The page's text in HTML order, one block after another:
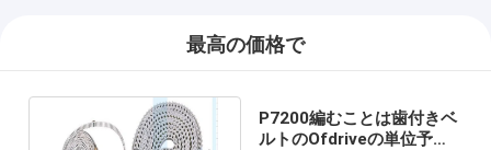
最高の価格で
P7200編むことは歯付きベ
ルトのOfdriveの単位予備